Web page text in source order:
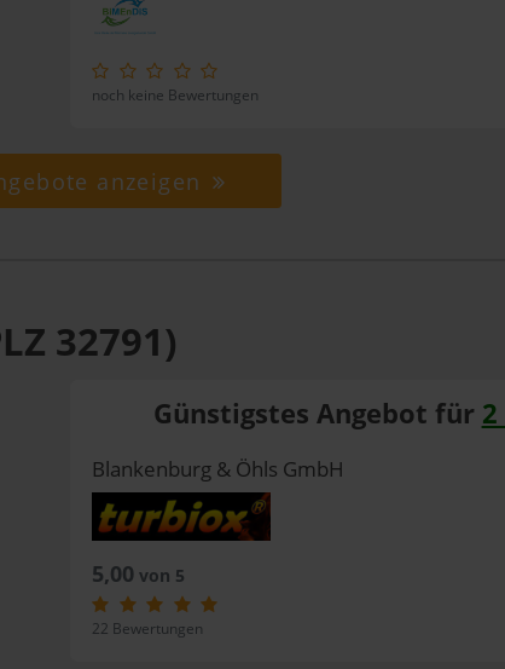
noch keine Bewertungen
anzeigen
32791)
Günstigstes Angebot für
Blankenburg & Öhls GmbH
5,00 von 5
22 Bewertungen